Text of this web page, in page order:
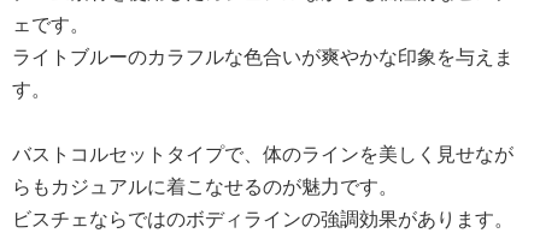
ェです。
ライトブルーのカラフルな色合いが爽やかな印象を与えま
す。
バストコルセットタイプで、体のラインを美しく見せなが
らもカジュアルに着こなせるのが魅力です。
ビスチェならではのボディラインの強調効果があります。